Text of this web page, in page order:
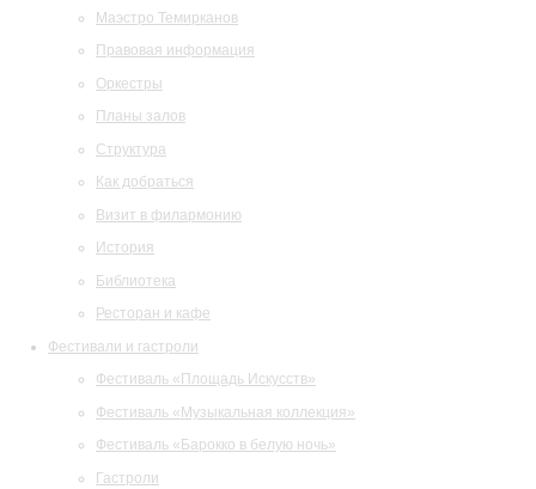
Маэстро Темирканов
Правовая информация
Оркестры
Планы залов
Структура
Как добраться
Визит в филармонию
История
Библиотека
Ресторан и кафе
Фестивали и гастроли
Фестиваль «Площадь Искусств»
Фестиваль «Музыкальная коллекция»
Фестиваль «Барокко в белую ночь»
Гастроли